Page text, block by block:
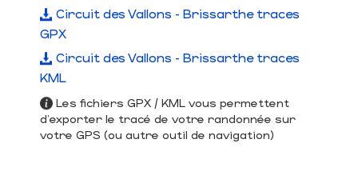
Circuit des Vallons - Brissarthe traces
GPX
Circuit des Vallons - Brissarthe traces
KML
Les fichiers GPX / KML vous permettent
d'exporter le tracé de votre randonnée sur
votre GPS (ou autre outil de navigation)